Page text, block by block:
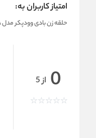
امتیاز کاربران به:
حلقه زن بادی وودپکر مدل WOODPEKER - C-7EA
0 از 5